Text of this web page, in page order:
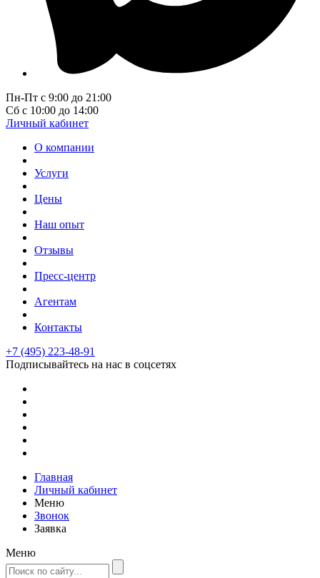
Пн-Пт с 9:00 до 21:00
Сб с 10:00 до 14:00
Личный кабинет
О компании
Услуги
Цены
Наш опыт
Отзывы
Пресс-центр
Агентам
Контакты
+7 (495) 223-48-91
Подписывайтесь на нас в соцсетях
Главная
Личный кабинет
Меню
Звонок
Заявка
Меню